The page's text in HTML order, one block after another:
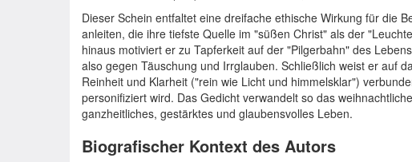
Dieser Schein entfaltet eine dreifache ethische Wirkung für die
anleiten, die ihre tiefste Quelle im "süßen Christ" als der
hinaus motiviert er zu Tapferkeit auf der "Pilgerbahn" des
also gegen Täuschung und Irrglauben. Schließlich weist er auf
Reinheit und Klarheit ("rein wie Licht und himmelsklar")
personifiziert wird. Das Gedicht verwandelt so das
ganzheitliches, gestärktes und glaubensvolles Leben.
Biografischer Kontext des Autors